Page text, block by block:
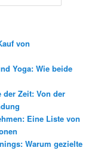
von
Yoga: Wie beide
Zeit: Von der
Eine Liste von
Warum gezielte